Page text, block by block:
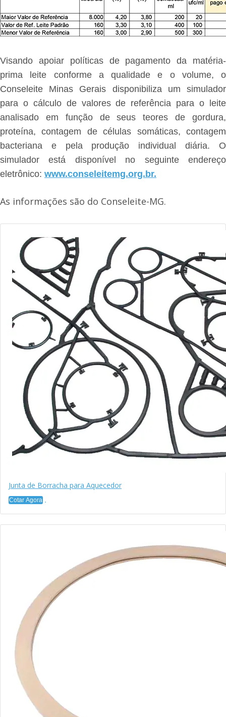
Visando apoiar políticas de pagamento da matéria-
prima leite conforme a qualidade e o volume, o
Conseleite Minas Gerais disponibiliza um simulador
para o cálculo de valores de referência para o leite
analisado em função de seus teores de gordura,
proteína, contagem de células somáticas, contagem
bacteriana e pela produção individual diária. O
simulador está disponível no seguinte endereço
eletrônico: www.conseleitemg.org.br.
As informações são do Conseleite-MG.
Junta de Borracha para Aquecedor
Cotar Agora